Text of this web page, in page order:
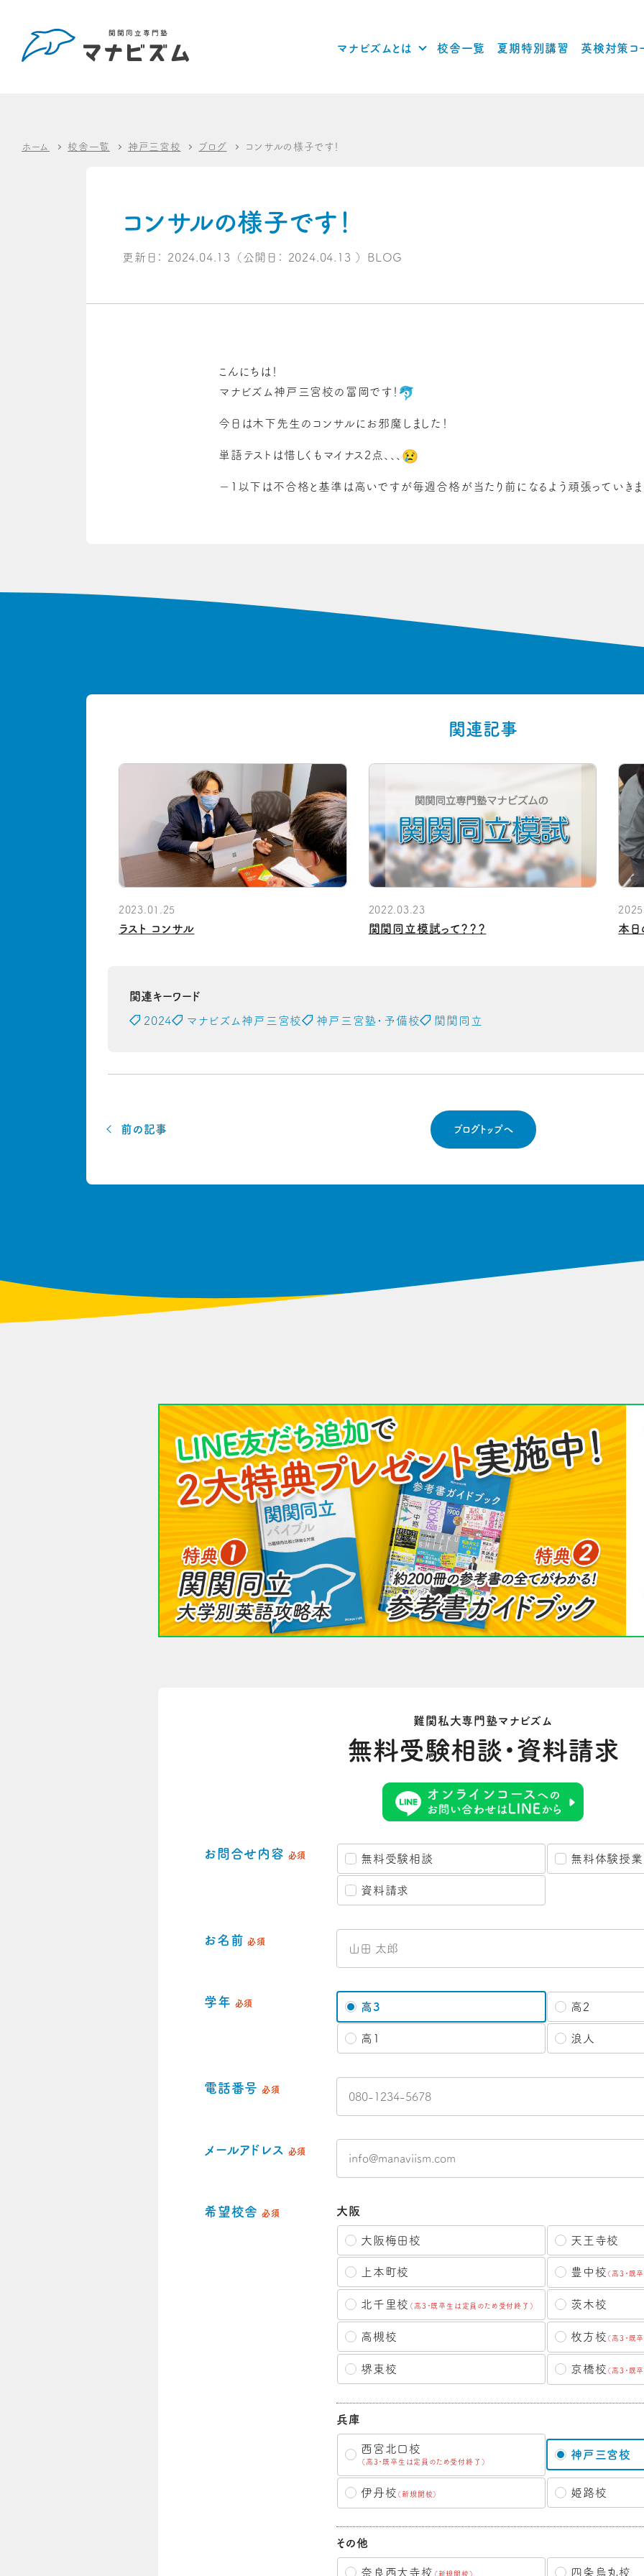
マナビズムとは 校舎一覧 夏期特別講習 英検対策コ
ホーム 校舎一覧 神戸三宮校 ブログ コンサルの様子です！
コンサルの様子です！
更新日： 2024.04.13 （公開日： 2024.04.13 ） BLOG
こんにちは！
マナビズム神戸三宮校の冨岡です！
今日は木下先生のコンサルにお邪魔しました！
単語テストは惜しくもマイナス2点、、、
−1以下は不合格と基準は高いですが毎週合格が当たり前になるよう頑張っていきま
関連記事
2023.01.25
ラスト コンサル
2022.03.23
関関同立模試って？？？ 本日
関連キーワード
2024 マナビズム神戸三宮校 神戸三宮塾・予備校 関関同立
前の記事 ブログトップへ
難関私大専門塾マナビズム
無料受験相談・資料請求
お問合せ内容 必須 無料受験相談 無料体験授業
資料請求
お名前 必須
学年 必須 高3 高2
高1 浪人
電話番号 必須
メールアドレス 必須
希望校舎 必須 大阪
大阪梅田校 天王寺校
上本町校 豊中校 （高3・既
北千里校 （高3・既卒生は定員のため受付終了） 茨木校
高槻校 枚方校 （高3・既
堺東校 京橋校 （高3・既
兵庫
西宮北口校
（高3・既卒生は定員のため受付終了）
神戸三宮校
伊丹校 （新規開校） 姫路校
その他
奈良西大寺校 （新規開校） 四条烏丸校